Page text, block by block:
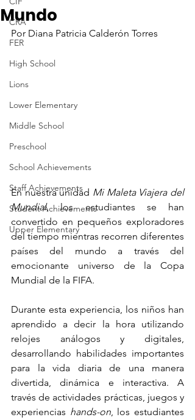
CRA
FER
High School
Lions
Lower Elementary
Middle School
Preschool
School Achievements
Staff Achievements
Student Achievements
Upper Elementary
Mundo
Por Diana Patricia Calderón Torres
En nuestra unidad Mi Maleta Viajera del
Mundial, los estudiantes se han
convertido en pequeños exploradores
del tiempo mientras recorren diferentes
países del mundo a través del
emocionante universo de la Copa
Mundial de la FIFA.
Durante esta experiencia, los niños han
aprendido a decir la hora utilizando
relojes análogos y digitales,
desarrollando habilidades importantes
para la vida diaria de una manera
divertida, dinámica e interactiva. A
través de actividades prácticas, juegos y
experiencias hands-on, los estudiantes